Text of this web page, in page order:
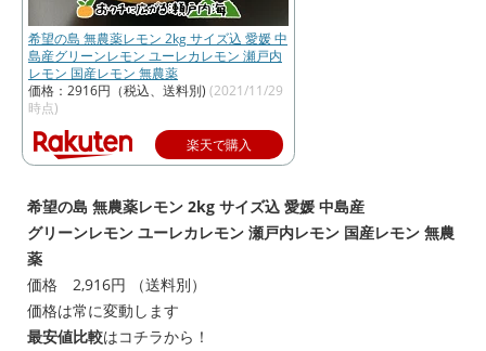
希望の島 無農薬レモン 2kg サイズ込 愛媛 中
島産グリーンレモン ユーレカレモン 瀬戸内
レモン 国産レモン 無農薬
価格：2916円（税込、送料別) (2021/11/29
時点)
楽天で購入
希望の島 無農薬レモン 2kg サイズ込 愛媛 中島産
グリーンレモン ユーレカレモン 瀬戸内レモン 国産レモン 無農
薬
価格 2,916円 （送料別）
価格は常に変動します
最安値比較はコチラから！